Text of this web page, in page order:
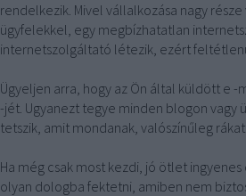
rendelkezik. Mivel vállalkozása nagy
ügyfelekkel, egy megbízhatatlan
internetszolgáltató létezik, ezért
Ügyeljen arra, hogy az Ön által küldött e
-jét. Ugyanezt tegye minden blogon vagy
tetszik, amit mondanak, valószínűleg
Ha még csak most kezdi, jó ötlet
olyan dologba fektetni, amiben nem